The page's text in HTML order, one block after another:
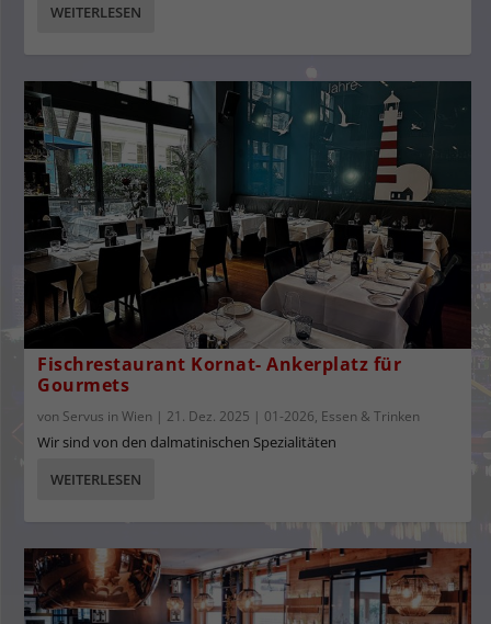
WEITERLESEN
Fischrestaurant Kornat- Ankerplatz für
Gourmets
von Servus in Wien | 21. Dez. 2025 | 01-2026, Essen & Trinken
Wir sind von den dalmatinischen Spezialitäten
WEITERLESEN